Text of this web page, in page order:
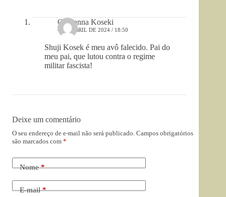
Giovanna Koseki
4 DE ABRIL DE 2024 / 18:50
Shuji Kosek é meu avô falecido. Pai do
meu pai, que lutou contra o regime
militar fascista!
Deixe um comentário
O seu endereço de e-mail não será publicado. Campos obrigatórios
são marcados com *
Nome*
E-mail*